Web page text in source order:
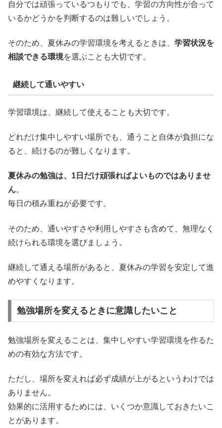
自分では頑張っているつもりでも、学習の方向性が合って
いるかどうかを判断するのは難しいでしょう。
そのため、夏休みの学習環境を考えるときは、 学習状況を
相談できる環境を選ぶことも大切です。
継続して通いやすい
学習環境は、継続して使えることも大切です。
どれだけ集中しやすい場所でも、通うこと自体が負担にな
ると、続けるのが難しくなります。
夏休みの勉強は、1日だけ頑張ればよいものではありませ
ん。
毎日の積み重ねが必要です。
そのため、通いやすさや利用しやすさも含めて、無理なく
続けられる環境を選びましょう。
継続して通える場所があると、夏休みの学習を安定して進
めやすくなります。
勉強場所を変えるときに意識したいこと
勉強場所を変えることは、集中しやすい学習環境を作るた
めの有効な方法です。
ただし、場所を変えれば必ず成績が上がるというわけでは
ありません。
効果的に活用するためには、いくつか意識しておきたいこ
とがあります。